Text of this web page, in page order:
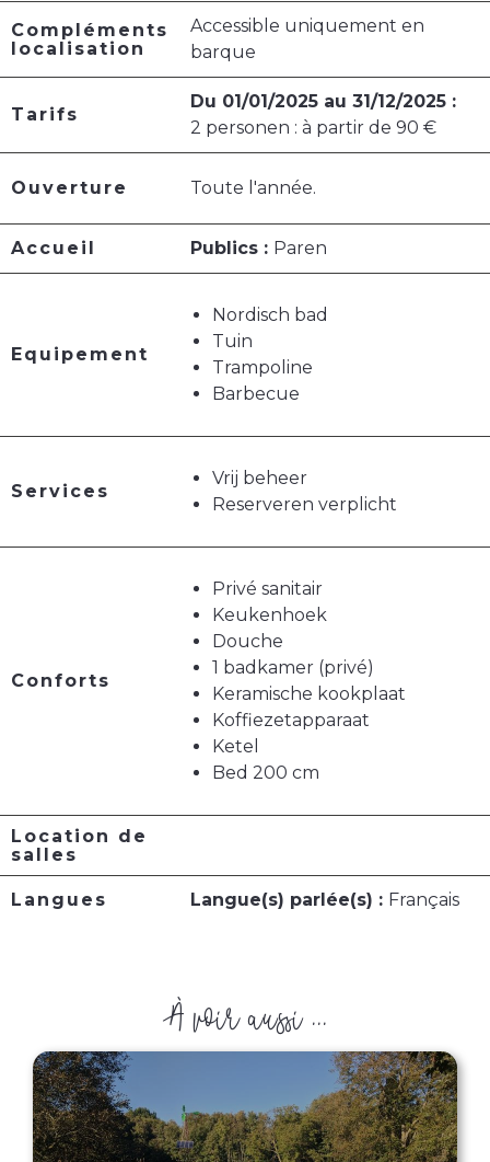
Compléments
localisation
Accessible uniquement en
barque
Tarifs
Du 01/01/2025 au 31/12/2025 :
2 personen : à partir de 90 €
Ouverture Toute l'année.
Accueil Publics : Paren
Equipement
Nordisch bad
Tuin
Trampoline
Barbecue
Services
Vrij beheer
Reserveren verplicht
Conforts
Privé sanitair
Keukenhoek
Douche
1 badkamer (privé)
Keramische kookplaat
Koffiezetapparaat
Ketel
Bed 200 cm
Location de
salles
Langues Langue(s) parlée(s) : Français
À voir aussi ...